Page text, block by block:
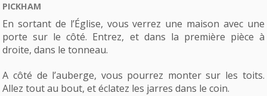
PICKHAM
En sortant de l’Église, vous verrez une maison avec une
porte sur le côté. Entrez, et dans la première pièce à
droite, dans le tonneau.
A côté de l’auberge, vous pourrez monter sur les toits.
Allez tout au bout, et éclatez les jarres dans le coin.